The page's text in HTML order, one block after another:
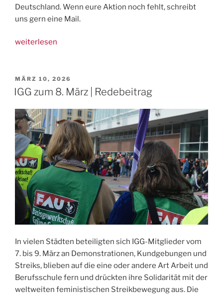
Deutschland. Wenn eure Aktion noch fehlt, schreibt
uns gern eine Mail.
„17.
der
Kämpfe
Landlosen
und
Kleinbäuer:innen“
weiterlesen
VERÖFFENTLICHT
AM
MÄRZ 10, 2026
IGG zum 8. März | Redebeitrag
In vielen Städten beteiligten sich IGG-Mitglieder vom
7. bis 9. März an Demonstrationen, Kundgebungen und
Streiks, blieben auf die eine oder andere Art Arbeit und
Berufsschule fern und drückten ihre Solidarität mit der
weltweiten feministischen Streikbewegung aus. Die